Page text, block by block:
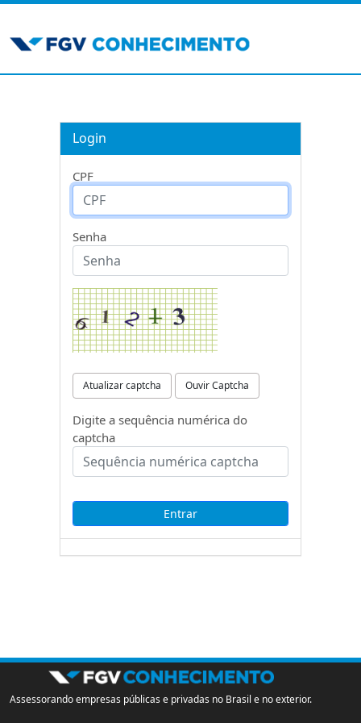
Login
CPF
Senha
Atualizar captcha Ouvir Captcha
Digite a sequência numérica do
captcha
Assessorando empresas públicas e privadas no Brasil e no exterior.